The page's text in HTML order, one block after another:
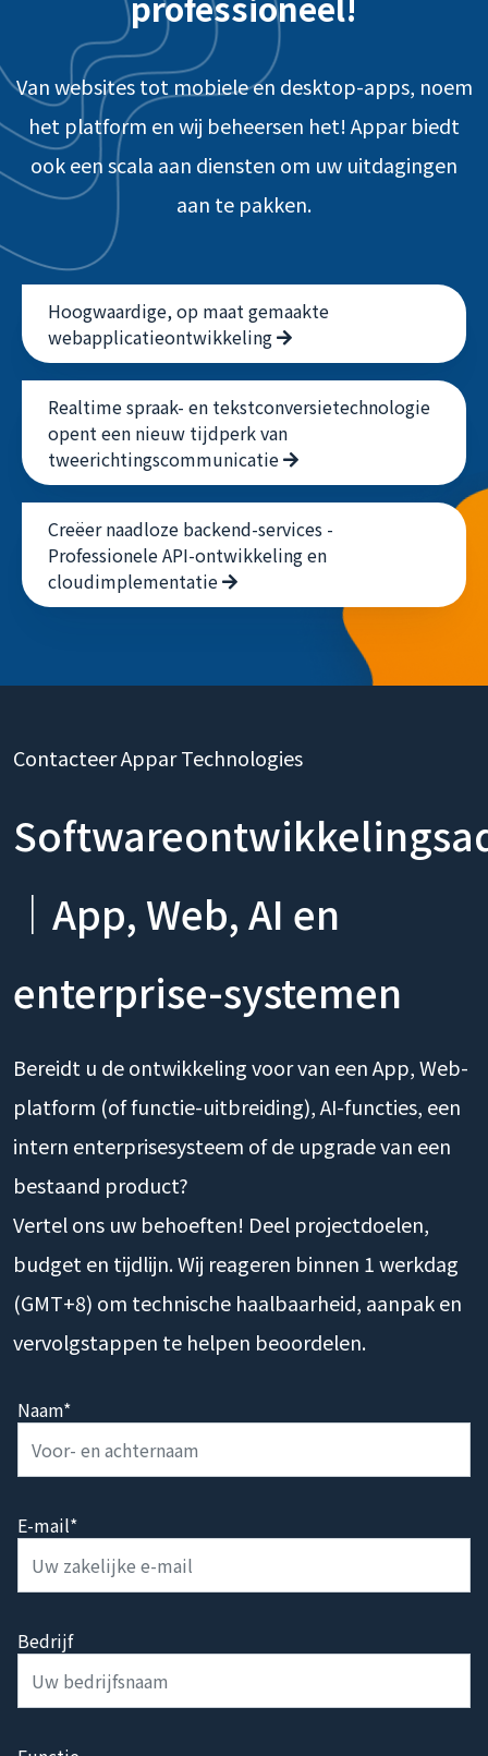
Van websites tot mobiele en desktop-apps, noem
het platform en wij beheersen het! Appar biedt
ook een scala aan diensten om uw uitdagingen
aan te pakken.
Hoogwaardige, op maat gemaakte
webapplicatieontwikkeling
Realtime spraak- en tekstconversietechnologie
opent een nieuw tijdperk van
tweerichtingscommunicatie
Creëer naadloze backend-services -
Professionele API-ontwikkeling en
cloudimplementatie
Contacteer Appar Technologies
｜App, Web, AI en
enterprise-systemen
Bereidt u de ontwikkeling voor van een App, Web-
platform (of functie-uitbreiding), AI-functies, een
intern enterprisesysteem of de upgrade van een
bestaand product?
Vertel ons uw behoeften! Deel projectdoelen,
budget en tijdlijn. Wij reageren binnen 1 werkdag
(GMT+8) om technische haalbaarheid, aanpak en
vervolgstappen te helpen beoordelen.
Naam*
E-mail*
Bedrijf